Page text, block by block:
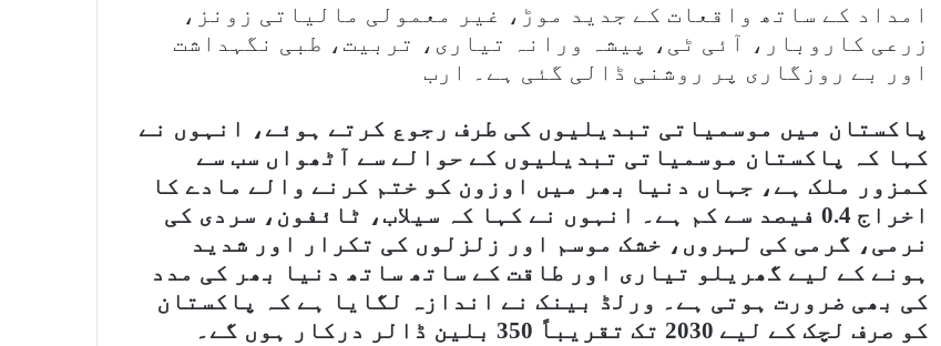
امداد کے ساتھ واقعات کے جدید موڑ، غیر معمولی مالیاتی زونز،
زرعی کاروبار، آئی ٹی، پیشہ ورانہ تیاری، تربیت، طبی نگہداشت
اور بے روزگاری پر روشنی ڈالی گئی ہے۔ ارب
پاکستان میں موسمیاتی تبدیلیوں کی طرف رجوع کرتے ہوئے، انہوں نے
کہا کہ پاکستان موسمیاتی تبدیلیوں کے حوالے سے آٹھواں سب سے
کمزور ملک ہے، جہاں دنیا بھر میں اوزون کو ختم کرنے والے مادے کا
اخراج 0.4 فیصد سے کم ہے۔ انہوں نے کہا کہ سیلاب، ٹائفون، سردی کی
نرمی، گرمی کی لہروں، خشک موسم اور زلزلوں کی تکرار اور شدید
ہونے کے لیے گھریلو تیاری اور طاقت کے ساتھ ساتھ دنیا بھر کی مدد
کی بھی ضرورت ہوتی ہے۔ ورلڈ بینک نے اندازہ لگایا ہے کہ پاکستان
کو صرف لچک کے لیے 2030 تک تقریباً 350 بلین ڈالر درکار ہوں گے۔